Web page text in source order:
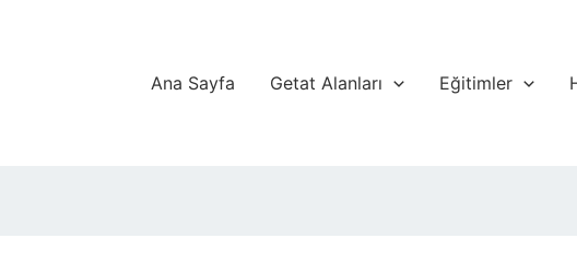
Ana Sayfa
Getat Alanları Eğitimler